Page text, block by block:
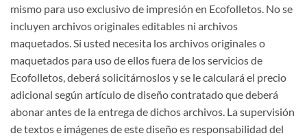
mismo para uso exclusivo de impresión en Ecofolletos. No se
incluyen archivos originales editables ni archivos
maquetados. Si usted necesita los archivos originales o
maquetados para uso de ellos fuera de los servicios de
Ecofolletos, deberá solicitárnoslos y se le calculará el precio
adicional según artículo de diseño contratado que deberá
abonar antes de la entrega de dichos archivos. La supervisión
de textos e imágenes de este diseño es responsabilidad del